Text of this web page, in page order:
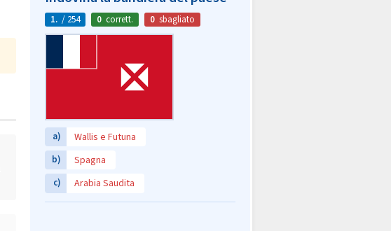
1. / 254 0 corrett. 0 sbagliato
a) Wallis e Futuna
b) Spagna
c) Arabia Saudita